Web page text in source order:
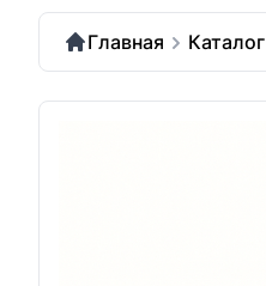
Главная Каталог